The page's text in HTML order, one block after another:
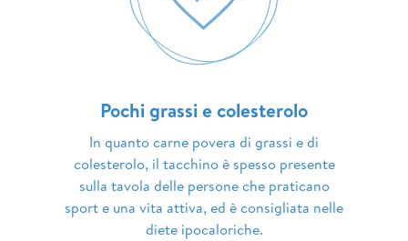
Pochi grassi e colesterolo
In quanto carne povera di grassi e di
colesterolo, il tacchino è spesso presente
sulla tavola delle persone che praticano
sport e una vita attiva, ed è consigliata nelle
diete ipocaloriche.